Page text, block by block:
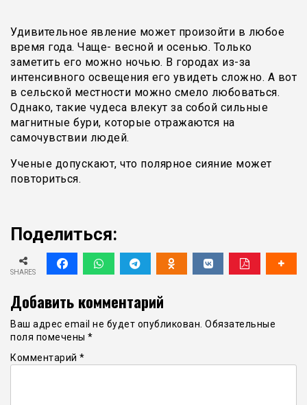
Удивительное явление может произойти в любое
время года. Чаще- весной и осенью. Только
заметить его можно ночью. В городах из-за
интенсивного освещения его увидеть сложно. А вот
в сельской местности можно смело любоваться.
Однако, такие чудеса влекут за собой сильные
магнитные бури, которые отражаются на
самочувствии людей.
Ученые допускают, что полярное сияние может
повториться.
Поделиться:
SHARES
Добавить комментарий
Ваш адрес email не будет опубликован. Обязательные
поля помечены *
Комментарий *